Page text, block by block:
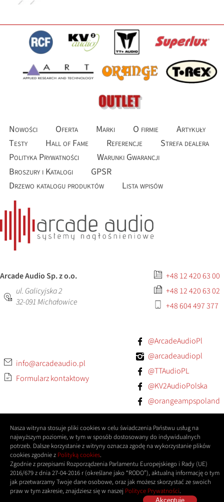
Nowości Oferta Marki O firmie
Artykuły
Testy
Hall of Fame Referencje
Strefa dealera
Polityka Prywatności
Warunki Gwarancji
Broszury i Katalogi
GPSR
Drzewo katalogu produktów
Lista wpisów
Arcade Audio Sp. z o.o.
ul. Galicyjska 2
32-091Michałowice
+48 12 420 63 00
+48 12 420 63 02
+48 604 497 377
info@arcadeaudio.pl
Formularz kontaktowy
@ArcadeAudioPl
@arcadeaudiopl
@TTAudioPL
@KV2AudioPolska
@orangeampspoland
Nasza witryna stosuje pliki cookies w celu świadczenia Państwu usług na
najwyższym poziomie, w tym w sposób dostosowany do indywidualnych
potrzeb. Dalsze korzystanie z witryny oznacza zgodę na wykorzystanie plików
cookies zgodnie z Polityką cookies.
Zgodnie z przepisami Rozporządzenia Parlamentu Europejskiego i Rady (UE)
2016/679 z dnia 27-04-2016 r (określane jako “RODO”), aktualną informację o tym
jak przetwarzamy Twoje dane osobowe, oraz jak możesz skorzystać ze swoich
praw w tym zakresie, znajdziesz się w naszej Polityce Prywatności.
Akceptuję